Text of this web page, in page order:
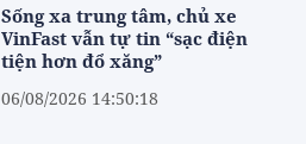
Sống xa trung tâm, chủ xe
VinFast vẫn tự tin “sạc điện
tiện hơn đổ xăng”
06/08/2026 14:50:18